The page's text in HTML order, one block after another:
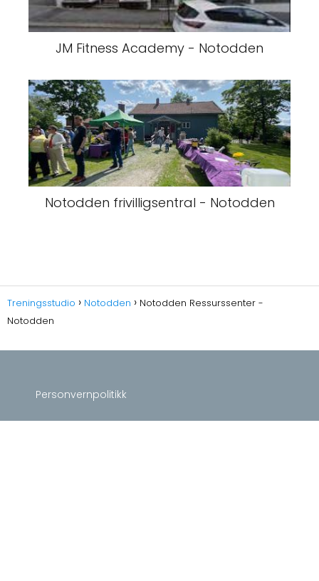
JM Fitness Academy - Notodden
Notodden frivilligsentral - Notodden
Treningsstudio Notodden
Notodden Ressurssenter -
Notodden
Personvernpolitikk